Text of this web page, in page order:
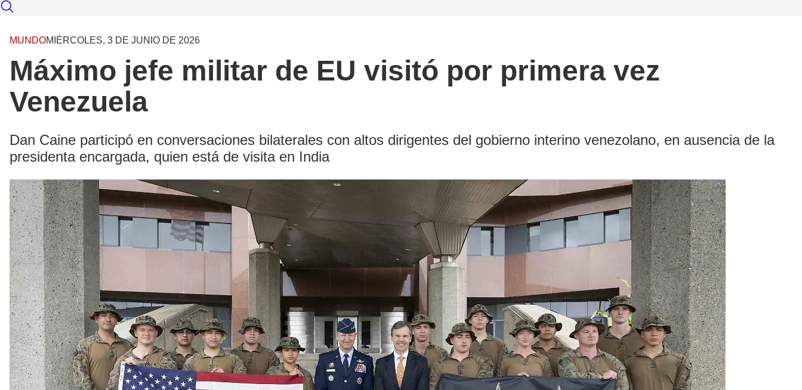
MUNDOMIÉRCOLES, 3 DE JUNIO DE 2026
Máximo jefe militar de EU visitó por primera vez
Venezuela
Dan Caine participó en conversaciones bilaterales con altos dirigentes del gobierno interino venezolano, en ausencia de la
presidenta encargada, quien está de visita en India